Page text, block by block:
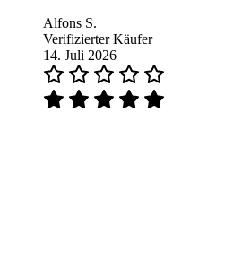
Alfons S.
Verifizierter Käufer
14. Juli 2026